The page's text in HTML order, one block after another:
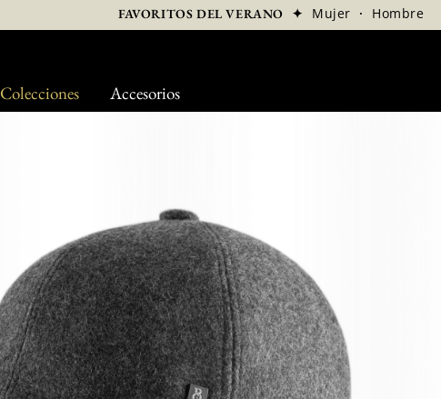
Colecciones Accesorios
FAVORITOS DEL VERANO ✦ Mujer · Hombre